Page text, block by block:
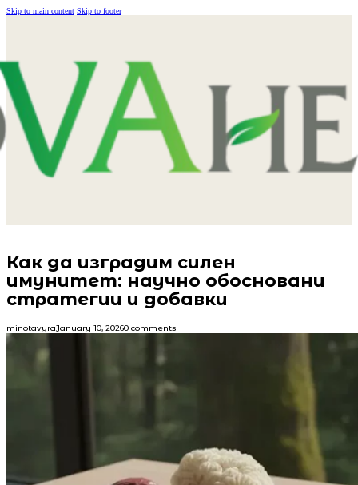
Skip to main content Skip to footer
Как да изградим силен
имунитет: научно обосновани
стратегии и добавки
minotavyraJanuary 10, 20260 comments